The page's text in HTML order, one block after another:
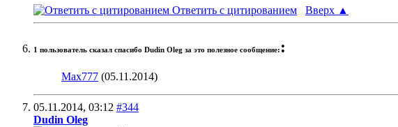
Ответить с цитированием Вверх ▲
1 пользователь сказал cпасибо Dudin Oleg за это полезное сообщение: :
Max777 (05.11.2014)
05.11.2014, 03:12 #344
Dudin Oleg